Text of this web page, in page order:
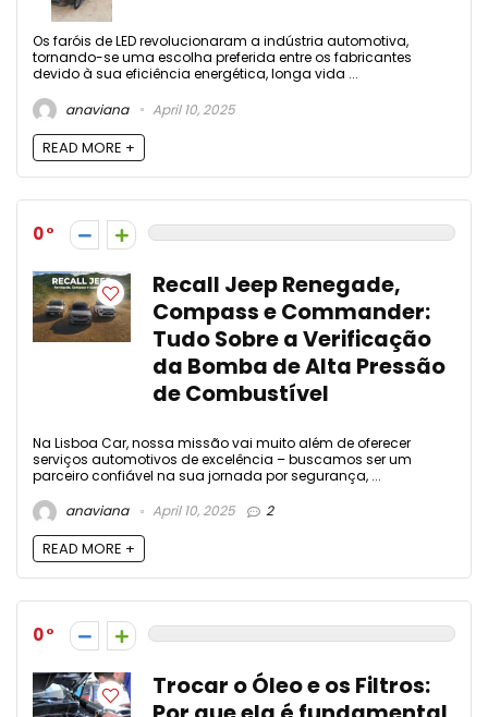
Os faróis de LED revolucionaram a indústria automotiva,
tornando-se uma escolha preferida entre os fabricantes
devido à sua eficiência energética, longa vida ...
anaviana
April 10, 2025
READ MORE +
0
Recall Jeep Renegade,
Compass e Commander:
Tudo Sobre a Verificação
da Bomba de Alta Pressão
de Combustível
Na Lisboa Car, nossa missão vai muito além de oferecer
serviços automotivos de excelência – buscamos ser um
parceiro confiável na sua jornada por segurança, ...
anaviana
April 10, 2025 2
READ MORE +
0
Trocar o Óleo e os Filtros: